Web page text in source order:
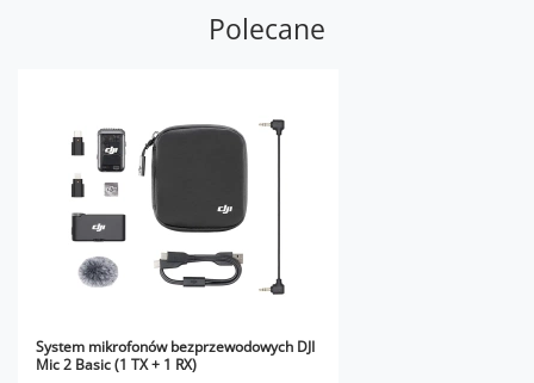
Polecane
System mikrofonów bezprzewodowych DJI
Mic 2 Basic (1 TX + 1 RX)